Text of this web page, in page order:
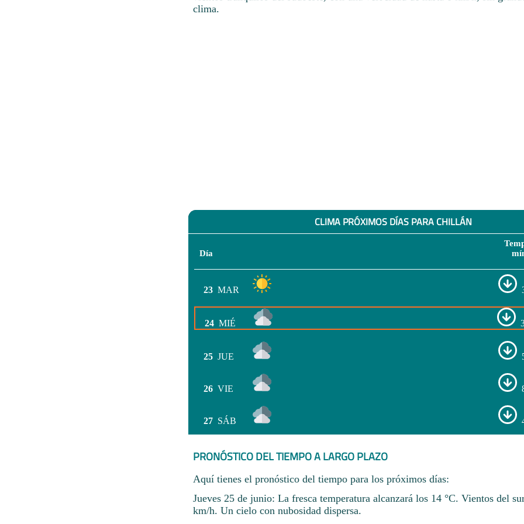
clima.
CLIMA PRÓXIMOS DÍAS PARA CHILLÁN
Día
23 MAR
24 MIÉ
25 JUE
26 VIE
27 SÁB
PRONÓSTICO DEL TIEMPO A LARGO PLAZO
Aquí tienes el pronóstico del tiempo para los próximos días:
Jueves 25 de junio: La fresca temperatura alcanzará los 14 °C. Vientos del
km/h. Un cielo con nubosidad dispersa.